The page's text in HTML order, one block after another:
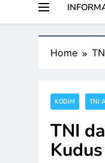
Home
KODIM TNI
TNI
Kudus